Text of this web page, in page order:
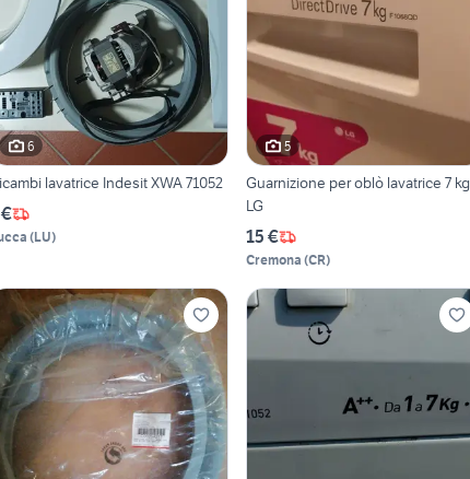
6
lavatrice Indesit XWA 71052
(LU)
5
Guarnizione per oblò lavatrice 7 kg
LG
15 €
Cremona (CR)